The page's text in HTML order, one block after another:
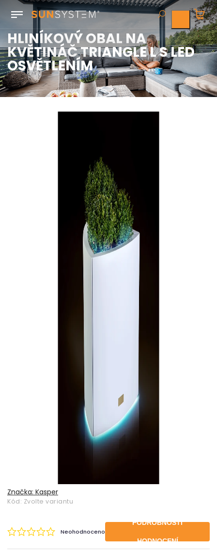
HLINÍKOVÝ OBAL NA
KVĚTINÁČ TRIANGLE L S LED
OSVĚTLENÍM
Značka: Kasper
Kód: Zvolte variantu
Neohodnoceno
PODROBNOSTI
HODNOCENÍ